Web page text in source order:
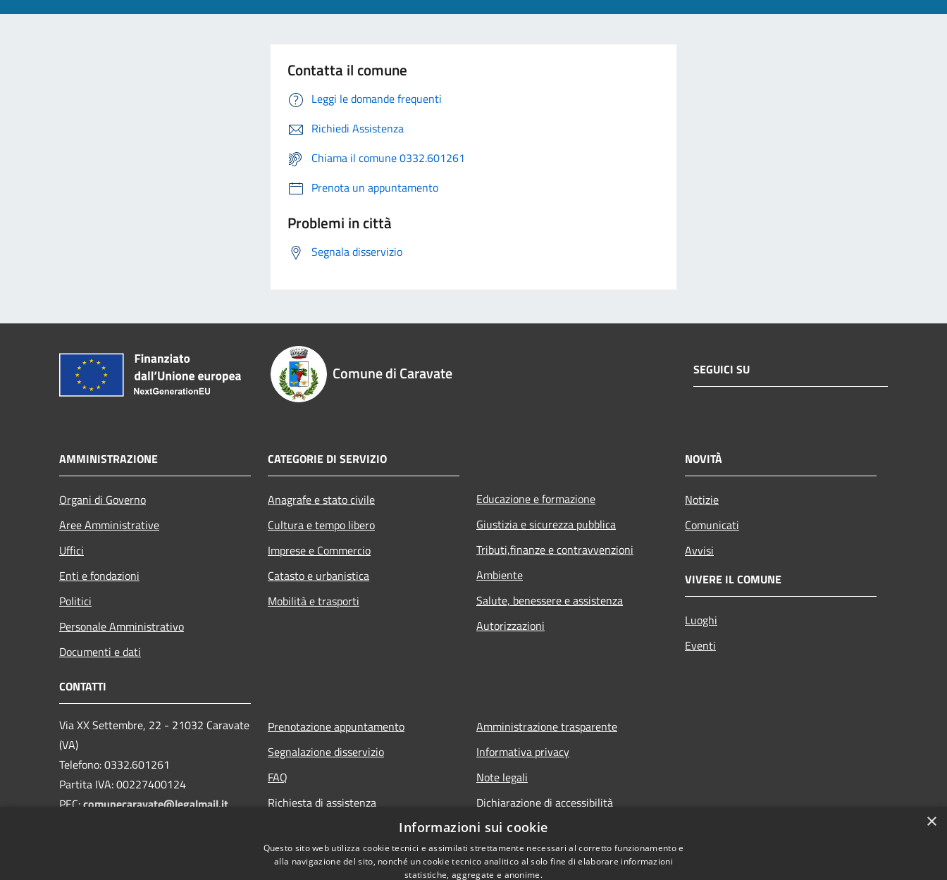
Contatta il comune
Leggi le domande frequenti
Richiedi Assistenza
Chiama il comune 0332.601261
Prenota un appuntamento
Problemi in città
Segnala disservizio
Comune di Caravate SEGUICI SU
AMMINISTRAZIONE
Organi di Governo
Aree Amministrative
Uffici
Enti e fondazioni
Politici
Personale Amministrativo
Documenti e dati
CATEGORIE DI SERVIZIO
Anagrafe e stato civile
Cultura e tempo libero
Imprese e Commercio
Catasto e urbanistica
Mobilità e trasporti
Educazione e formazione
Giustizia e sicurezza pubblica
Tributi,finanze e contravvenzioni
Ambiente
Salute, benessere e assistenza
Autorizzazioni
NOVITÀ
Notizie
Comunicati
Avvisi
VIVERE IL COMUNE
Luoghi
Eventi
CONTATTI
Via XX Settembre, 22 - 21032 Caravate
(VA)
Telefono: 0332.601261
Partita IVA: 00227400124
PEC:comunecaravate@legalmail.it
Prenotazione appuntamento
Segnalazione disservizio
FAQ
Richiesta di assistenza
Amministrazione trasparente
Informativa privacy
Note legali
Dichiarazione di accessibilità
×
Informazioni sui cookie
Questo sito web utilizza cookie tecnici e assimilati strettamente necessari al corretto funzionamento e
alla navigazione del sito, nonché un cookie tecnico analitico al solo fine di elaborare informazioni
statistiche, aggregate e anonime.